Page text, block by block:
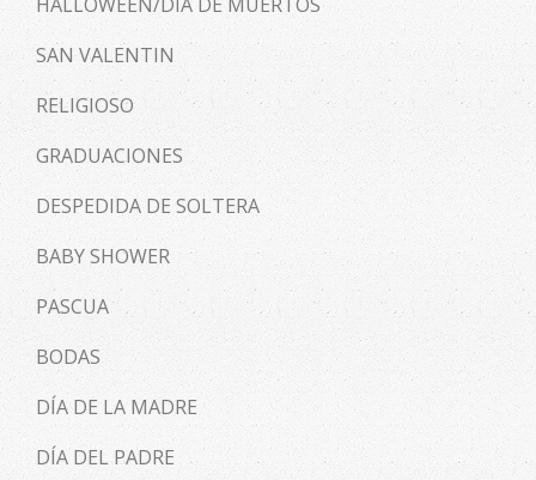
SAN VALENTIN
RELIGIOSO
GRADUACIONES
DESPEDIDA DE SOLTERA
BABY SHOWER
PASCUA
BODAS
DÍA DE LA MADRE
DÍA DEL PADRE